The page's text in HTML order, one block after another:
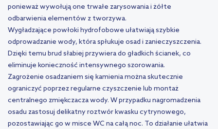
ponieważ wywołują one trwałe zarysowania i żółte
odbarwienia elementów z tworzywa.
Wygładzające powłoki hydrofobowe ułatwiają szybkie
odprowadzanie wody, która spłukuje osad i zanieczyszczenia.
Dzięki temu brud słabiej przywiera do gładkich ścianek, co
eliminuje konieczność intensywnego szorowania.
Zagrożenie osadzaniem się kamienia można skutecznie
ograniczyć poprzez regularne czyszczenie lub montaż
centralnego zmiękczacza wody. W przypadku nagromadzenia
osadu zastosuj delikatny roztwór kwasku cytrynowego,
pozostawiając go w misce WC na całą noc. To działanie ułatwia